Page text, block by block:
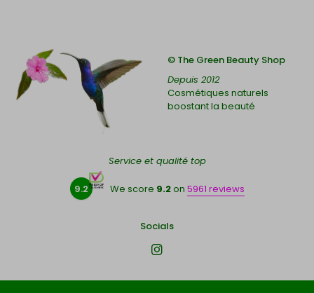
© The Green Beauty Shop
Depuis 2012
Cosmétiques naturels
boostant la beauté
Service et qualité top
9.2 We score 9.2on 5961 reviews
Socials